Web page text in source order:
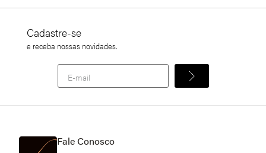
Cadastre-se
e receba nossas novidades.
Fale Conosco